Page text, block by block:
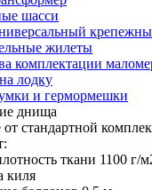
шасси
жилеты
комплектации
лодку
и гермормешки
днища
от стандартной
ткани 1100 г/
киля